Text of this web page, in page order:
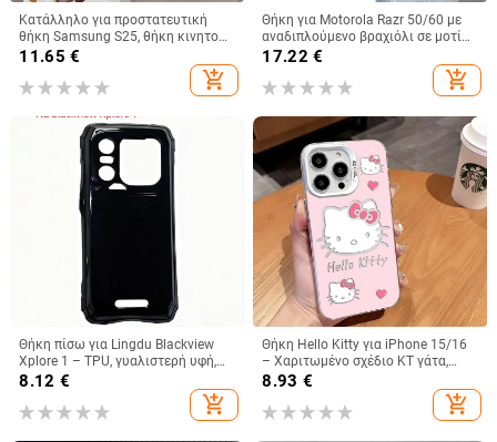
Κατάλληλο για προστατευτική
θήκη Samsung S25, θήκη κινητού
τηλεφώνου Edge Drill, S24,
διαφανής μαγνητική θήκη με
στρας, A56, αντιολισθητική
11.65 €
add_shopping_cart
Θήκη για Motorola Razr 50/60 με
αναδιπλούμενο βραχιόλι σε μοτίβο
κροκοδειλικού δέρματος
17.22 €
add_shopping_cart
Θήκη πίσω για Lingdu Blackview
Xplore 1 – TPU, γυαλιστερή υφή,
κατασκευή με έγχυση,
8.12 €
add_shopping_cart
Θήκη Hello Kitty για iPhone 15/16
– Χαριτωμένο σχέδιο KT γάτα,
λευκό ή μαύρο, Ανθεκτική σε
8.93 €
add_shopping_cart